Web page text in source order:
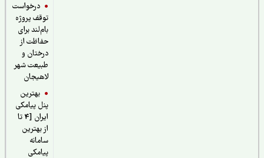
درخواست
توقف پروژه
بام‌لند برای
حفاظت از
درختان و
طبیعت شهر
لاهیجان
بهترین
پنل پیامکی
ایران [4 تا
از بهترین
سامانه
پیامکی